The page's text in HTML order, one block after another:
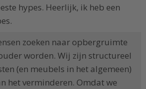
hypes. Heerlijk, ik heb een
zoeken naar opbergruimte
worden. Wij zijn structureel
(en meubels in het algemeen)
het verminderen. Omdat we